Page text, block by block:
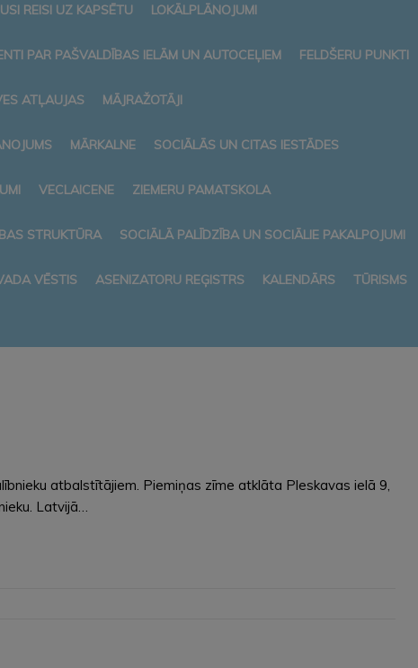
REISI UZ KAPSĒTU LOKĀLPLĀNOJUMI
PAR PAŠVALDĪBAS IELĀM UN AUTOCEĻIEM FELDŠERU PUNKTI
ATĻAUJAS MĀJRAŽOTĀJI
MĀRKALNE SOCIĀLĀS UN CITAS IESTĀDES
VECLAICENE ZIEMERU PAMATSKOLA
STRUKTŪRA SOCIĀLĀ PALĪDZĪBA UN SOCIĀLIE PAKALPOJUMI
VĒSTIS ASENIZATORU REĢISTRS KALENDĀRS TŪRISMS
atbalstītājiem. Piemiņas zīme atklāta Pleskavas ielā 9,
Latvijā…